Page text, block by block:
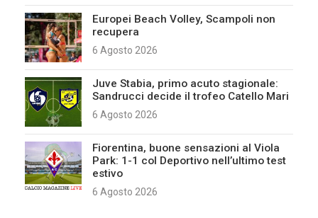
Europei Beach Volley, Scampoli non
recupera
6 Agosto 2026
Juve Stabia, primo acuto stagionale:
Sandrucci decide il trofeo Catello Mari
6 Agosto 2026
Fiorentina, buone sensazioni al Viola
Park: 1-1 col Deportivo nell’ultimo test
estivo
6 Agosto 2026